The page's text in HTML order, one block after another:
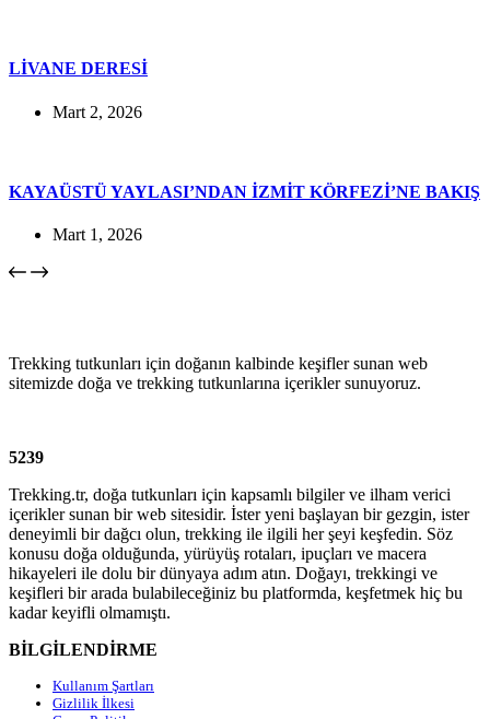
LİVANE DERESİ
Mart 2, 2026
KAYAÜSTÜ YAYLASI’NDAN İZMİT KÖRFEZİ’NE BAKIŞ
Mart 1, 2026
Trekking tutkunları için doğanın kalbinde keşifler sunan web
sitemizde doğa ve trekking tutkunlarına içerikler sunuyoruz.
5239
Trekking.tr, doğa tutkunları için kapsamlı bilgiler ve ilham verici
içerikler sunan bir web sitesidir. İster yeni başlayan bir gezgin, ister
deneyimli bir dağcı olun, trekking ile ilgili her şeyi keşfedin. Söz
konusu doğa olduğunda, yürüyüş rotaları, ipuçları ve macera
hikayeleri ile dolu bir dünyaya adım atın. Doğayı, trekkingi ve
keşifleri bir arada bulabileceğiniz bu platformda, keşfetmek hiç bu
kadar keyifli olmamıştı.
BİLGİLENDİRME
Kullanım Şartları
Gizlilik İlkesi